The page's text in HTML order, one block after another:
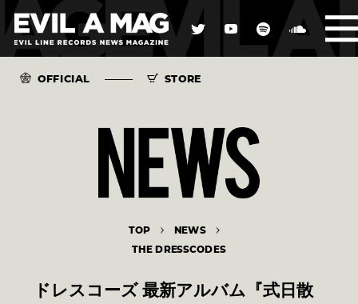
OFFICIAL STORE
TOP NEWS
THE DRESSCODES
ドレスコーズ 最新アルバム『式日散